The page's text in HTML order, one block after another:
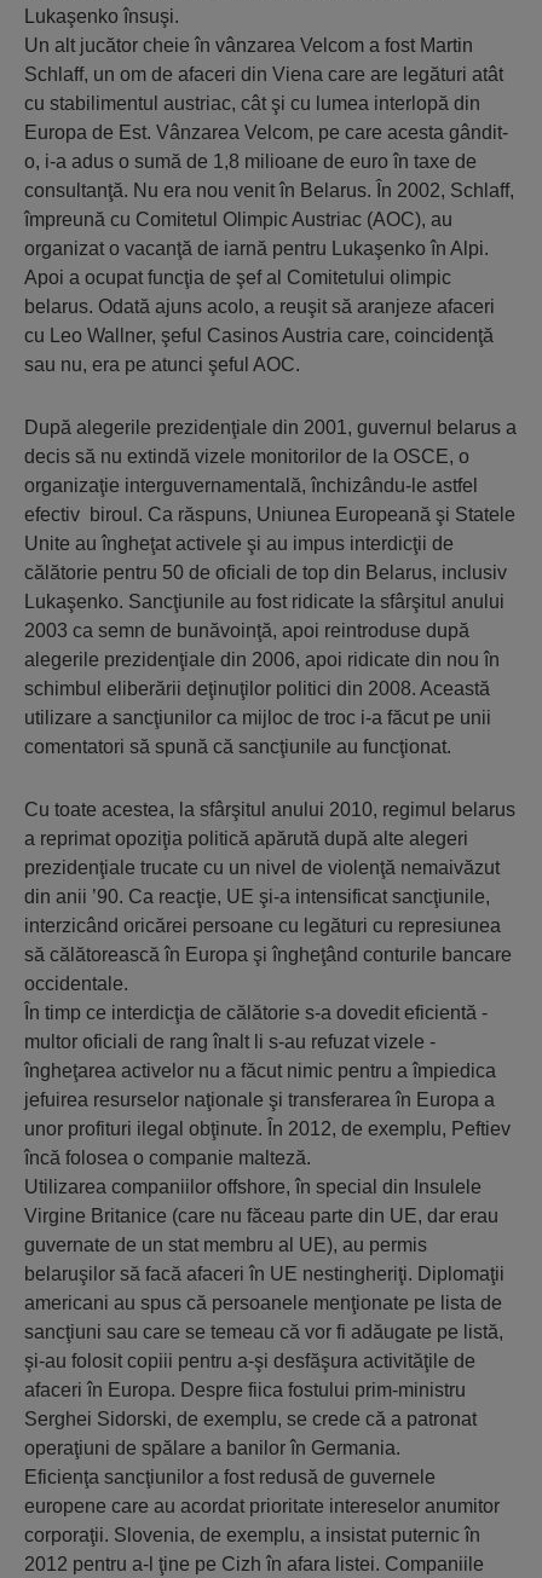
Lukaşenko însuşi.
Un alt jucător cheie în vânzarea Velcom a fost Martin
Schlaff, un om de afaceri din Viena care are legături atât
cu stabilimentul austriac, cât şi cu lumea interlopă din
Europa de Est. Vânzarea Velcom, pe care acesta gândit-
o, i-a adus o sumă de 1,8 milioane de euro în taxe de
consultanţă. Nu era nou venit în Belarus. În 2002, Schlaff,
împreună cu Comitetul Olimpic Austriac (AOC), au
organizat o vacanţă de iarnă pentru Lukaşenko în Alpi.
Apoi a ocupat funcţia de şef al Comitetului olimpic
belarus. Odată ajuns acolo, a reuşit să aranjeze afaceri
cu Leo Wallner, şeful Casinos Austria care, coincidenţă
sau nu, era pe atunci şeful AOC.
După alegerile prezidenţiale din 2001, guvernul belarus a
decis să nu extindă vizele monitorilor de la OSCE, o
organizaţie interguvernamentală, închizându-le astfel
efectiv biroul. Ca răspuns, Uniunea Europeană şi Statele
Unite au îngheţat activele şi au impus interdicţii de
călătorie pentru 50 de oficiali de top din Belarus, inclusiv
Lukaşenko. Sancţiunile au fost ridicate la sfârşitul anului
2003 ca ​​semn de bunăvoinţă, apoi reintroduse după
alegerile prezidenţiale din 2006, apoi ridicate din nou în
schimbul eliberării deţinuţilor politici din 2008. Această
utilizare a sancţiunilor ca mijloc de troc i-a făcut pe unii
comentatori să spună că sancţiunile au funcţionat.
Cu toate acestea, la sfârşitul anului 2010, regimul belarus
a reprimat opoziţia politică apărută după alte alegeri
prezidenţiale trucate cu un nivel de violenţă nemaivăzut
din anii ’90. Ca reacţie, UE şi-a intensificat sancţiunile,
interzicând oricărei persoane cu legături cu represiunea
să călătorească în Europa şi îngheţând conturile bancare
occidentale.
În timp ce interdicţia de călătorie s-a dovedit eficientă -
multor oficiali de rang înalt li s-au refuzat vizele -
îngheţarea activelor nu a făcut nimic pentru a împiedica
jefuirea resurselor naţionale şi transferarea în Europa a
unor profituri ilegal obţinute. În 2012, de exemplu, Peftiev
încă folosea o companie malteză.
Utilizarea companiilor offshore, în special din Insulele
Virgine Britanice (care nu făceau parte din UE, dar erau
guvernate de un stat membru al UE), au permis
belaruşilor să facă afaceri în UE nestingheriţi. Diplomaţii
americani au spus că persoanele menţionate pe lista de
sancţiuni sau care se temeau că vor fi adăugate pe listă,
şi-au folosit copiii pentru a-şi desfăşura activităţile de
afaceri în Europa. Despre fiica fostului prim-ministru
Serghei Sidorski, de exemplu, se crede că a patronat
operaţiuni de spălare a banilor în Germania.
Eficienţa sancţiunilor a fost redusă de guvernele
europene care au acordat prioritate intereselor anumitor
corporaţii. Slovenia, de exemplu, a insistat puternic în
2012 pentru a-l ţine pe Cizh în afara listei. Companiile